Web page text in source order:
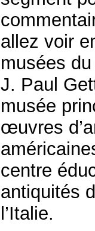
allez voir
musées
J. Paul
musée
œuvres
centre
antiquités
l’Italie.